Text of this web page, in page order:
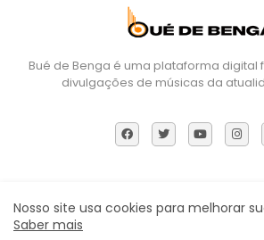
Bué de Benga é uma plataforma
divulgações de músicas da
Sobre Nós DMCA Termos e
Nosso site usa cookies para melhorar
Saber mais